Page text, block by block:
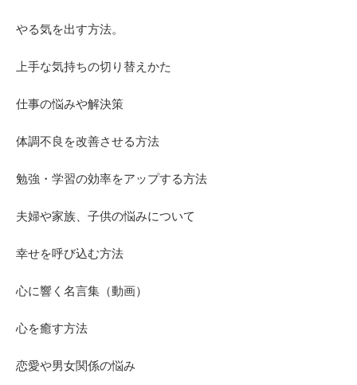
やる気を出す方法。
上手な気持ちの切り替えかた
仕事の悩みや解決策
体調不良を改善させる方法
勉強・学習の効率をアップする方法
夫婦や家族、子供の悩みについて
幸せを呼び込む方法
心に響く名言集（動画）
心を癒す方法
恋愛や男女関係の悩み